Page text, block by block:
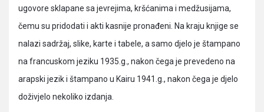
ugovore sklapane sa jevrejima, kršćanima i medžusijama,
čemu su pridodati i akti kasnije pronađeni. Na kraju knjige se
nalazi sadržaj, slike, karte i tabele, a samo djelo je štampano
na francuskom jeziku 1935.g., nakon čega je prevedeno na
arapski jezik i štampano u Kairu 1941.g., nakon čega je djelo
doživjelo nekoliko izdanja.